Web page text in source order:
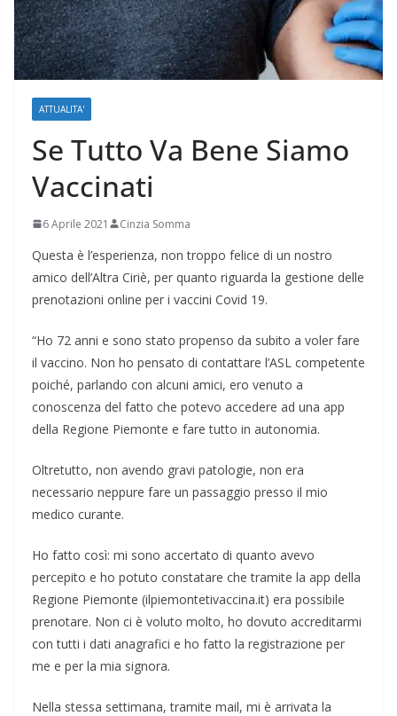
ATTUALITA'
Se Tutto Va Bene Siamo
Vaccinati
6 Aprile 2021 Cinzia Somma
Questa è l’esperienza, non troppo felice di un nostro
amico dell’Altra Ciriè, per quanto riguarda la gestione delle
prenotazioni online per i vaccini Covid 19.
“Ho 72 anni e sono stato propenso da subito a voler fare
il vaccino. Non ho pensato di contattare l’ASL competente
poiché, parlando con alcuni amici, ero venuto a
conoscenza del fatto che potevo accedere ad una app
della Regione Piemonte e fare tutto in autonomia.
Oltretutto, non avendo gravi patologie, non era
necessario neppure fare un passaggio presso il mio
medico curante.
Ho fatto così: mi sono accertato di quanto avevo
percepito e ho potuto constatare che tramite la app della
Regione Piemonte (ilpiemontetivaccina.it) era possibile
prenotare. Non ci è voluto molto, ho dovuto accreditarmi
con tutti i dati anagrafici e ho fatto la registrazione per
me e per la mia signora.
Nella stessa settimana, tramite mail, mi è arrivata la